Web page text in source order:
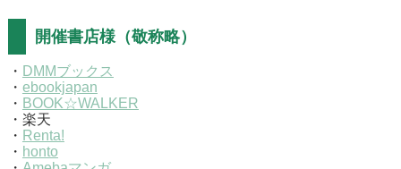
開催書店様（敬称略）
・ DMMブックス
・ ebookjapan
・ BOOK☆WALKER
・楽天
・ Renta!
・ honto